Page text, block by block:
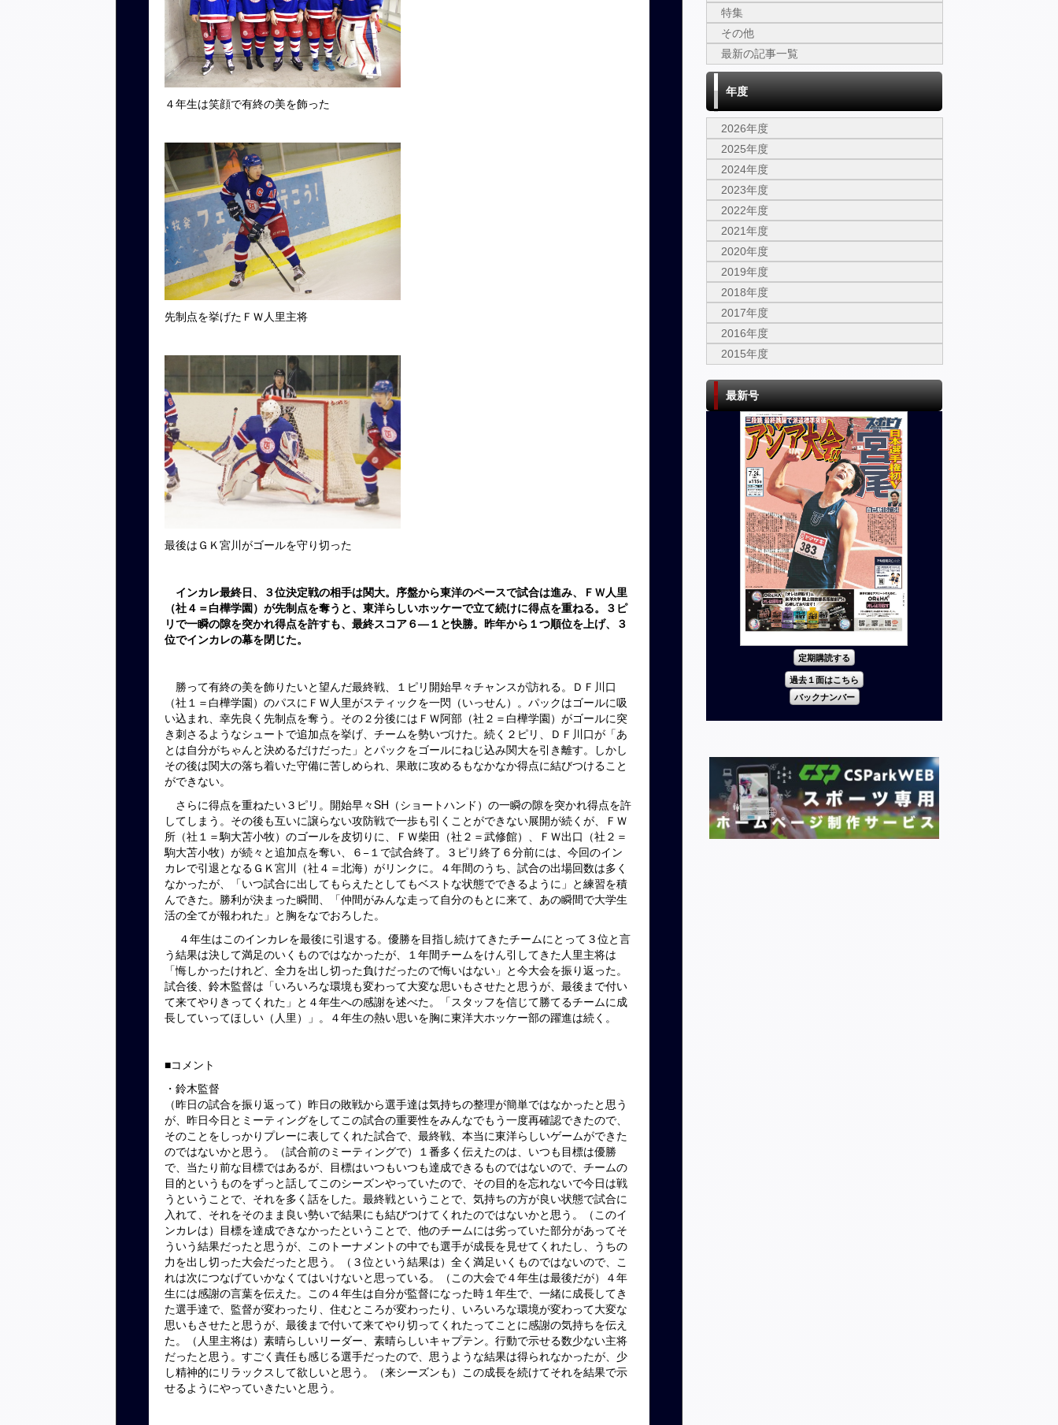
４年生は笑顔で有終の美を飾った
先制点を挙げたＦＷ人里主将
最後はＧＫ宮川がゴールを守り切った
インカレ最終日、３位決定戦の相手は関大。序盤から東洋のペースで試合は進み、ＦＷ人里
（社４＝白樺学園）が先制点を奪うと、東洋らしいホッケーで立て続けに得点を重ねる。３ピ
リで一瞬の隙を突かれ得点を許すも、最終スコア６—１と快勝。昨年から１つ順位を上げ、３
位でインカレの幕を閉じた。
勝って有終の美を飾りたいと望んだ最終戦、１ピリ開始早々チャンスが訪れる。ＤＦ川口
（社１＝白樺学園）のパスにＦＷ人里がスティックを一閃（いっせん）。パックはゴールに吸
い込まれ、幸先良く先制点を奪う。その２分後にはＦＷ阿部（社２＝白樺学園）がゴールに突
き刺さるようなシュートで追加点を挙げ、チームを勢いづけた。続く２ピリ、ＤＦ川口が「あ
とは自分がちゃんと決めるだけだった」とパックをゴールにねじ込み関大を引き離す。しかし
その後は関大の落ち着いた守備に苦しめられ、果敢に攻めるもなかなか得点に結びつけること
ができない。
さらに得点を重ねたい３ピリ。開始早々SH（ショートハンド）の一瞬の隙を突かれ得点を許
してしまう。その後も互いに譲らない攻防戦で一歩も引くことができない展開が続くが、ＦＷ
所（社１＝駒大苫小牧）のゴールを皮切りに、ＦＷ柴田（社２＝武修館）、ＦＷ出口（社２＝
駒大苫小牧）が続々と追加点を奪い、６−１で試合終了。３ピリ終了６分前には、今回のイン
カレで引退となるＧＫ宮川（社４＝北海）がリンクに。４年間のうち、試合の出場回数は多く
なかったが、「いつ試合に出してもらえたとしてもベストな状態でできるように」と練習を積
んできた。勝利が決まった瞬間、「仲間がみんな走って自分のもとに来て、あの瞬間で大学生
活の全てが報われた」と胸をなでおろした。
４年生はこのインカレを最後に引退する。優勝を目指し続けてきたチームにとって３位と言
う結果は決して満足のいくものではなかったが、１年間チームをけん引してきた人里主将は
「悔しかったけれど、全力を出し切った負けだったので悔いはない」と今大会を振り返った。
試合後、鈴木監督は「いろいろな環境も変わって大変な思いもさせたと思うが、最後まで付い
て来てやりきってくれた」と４年生への感謝を述べた。「スタッフを信じて勝てるチームに成
長していってほしい（人里）」。４年生の熱い思いを胸に東洋大ホッケー部の躍進は続く。
■コメント
・鈴木監督
（昨日の試合を振り返って）昨日の敗戦から選手達は気持ちの整理が簡単ではなかったと思う
が、昨日今日とミーティングをしてこの試合の重要性をみんなでもう一度再確認できたので、
そのことをしっかりプレーに表してくれた試合で、最終戦、本当に東洋らしいゲームができた
のではないかと思う。（試合前のミーティングで）１番多く伝えたのは、いつも目標は優勝
で、当たり前な目標ではあるが、目標はいつもいつも達成できるものではないので、チームの
目的というものをずっと話してこのシーズンやっていたので、その目的を忘れないで今日は戦
うということで、それを多く話をした。最終戦ということで、気持ちの方が良い状態で試合に
入れて、それをそのまま良い勢いで結果にも結びつけてくれたのではないかと思う。（このイ
ンカレは）目標を達成できなかったということで、他のチームには劣っていた部分があってそ
ういう結果だったと思うが、このトーナメントの中でも選手が成長を見せてくれたし、うちの
力を出し切った大会だったと思う。（３位という結果は）全く満足いくものではないので、こ
れは次につなげていかなくてはいけないと思っている。（この大会で４年生は最後だが）４年
生には感謝の言葉を伝えた。この４年生は自分が監督になった時１年生で、一緒に成長してき
た選手達で、監督が変わったり、住むところが変わったり、いろいろな環境が変わって大変な
思いもさせたと思うが、最後まで付いて来てやり切ってくれたってことに感謝の気持ちを伝え
た。（人里主将は）素晴らしいリーダー、素晴らしいキャプテン。行動で示せる数少ない主将
だったと思う。すごく責任も感じる選手だったので、思うような結果は得られなかったが、少
し精神的にリラックスして欲しいと思う。（来シーズンも）この成長を続けてそれを結果で示
せるようにやっていきたいと思う。
特集
その他
最新の記事一覧
年度
2026年度
2025年度
2024年度
2023年度
2022年度
2021年度
2020年度
2019年度
2018年度
2017年度
2016年度
2015年度
最新号
定期購読する
過去１面はこちら
バックナンバー